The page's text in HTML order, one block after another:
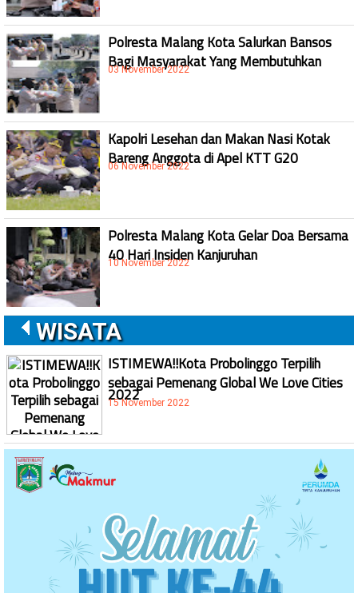
Polresta Malang Kota Salurkan Bansos
Bagi Masyarakat Yang Membutuhkan
03 November 2022
Kapolri Lesehan dan Makan Nasi Kotak
Bareng Anggota di Apel KTT G20
06 November 2022
Polresta Malang Kota Gelar Doa Bersama
40 Hari Insiden Kanjuruhan
10 November 2022
WISATA
ISTIMEWA!!Kota Probolinggo Terpilih
sebagai Pemenang Global We Love Cities
2022
15 November 2022